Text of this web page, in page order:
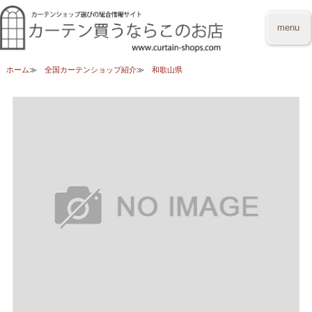
menu
ホーム 全国カーテンショップ紹介 和歌山県